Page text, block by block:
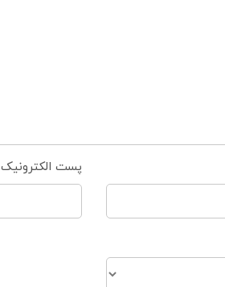
پست الکترونیک